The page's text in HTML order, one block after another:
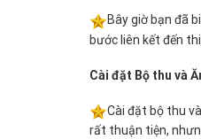
Bây giờ bạn đã
bước liên kết đến
Cài đặt Bộ thu và
Cài đặt bộ thu
rất thuận tiện,